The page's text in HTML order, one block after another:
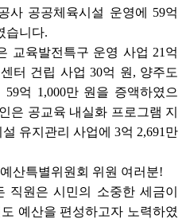
사 공공체육시설 운영에 59억
습니다.
교육발전특구 운영 사업 21억
터 건립 사업 30억 원, 양주도
억 1,000만 원을 증액하였으
은 공교육 내실화 프로그램 지
유지관리 사업에 3억 2,691만
산특별위원회 위원 여러분!
직원은 시민의 소중한 세금이
예산을 편성하고자 노력하였